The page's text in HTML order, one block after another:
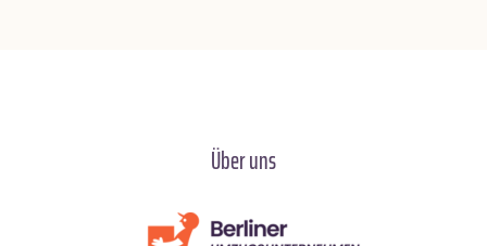
Über uns